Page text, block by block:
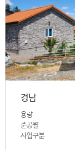
경남
용량
준공월
사업구분